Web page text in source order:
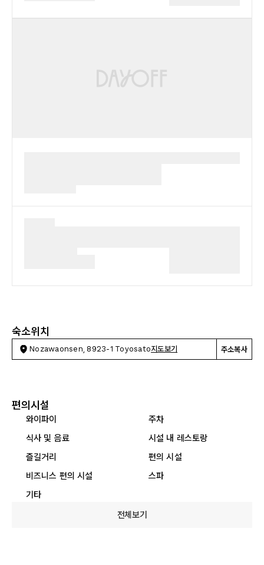
숙소위치
Nozawaonsen, 8923-1 Toyosato지도보기 주소복사
편의시설
와이파이
주차
식사 및 음료
시설 내 레스토랑
즐길거리
편의 시설
비즈니스 편의 시설
스파
기타
전체보기